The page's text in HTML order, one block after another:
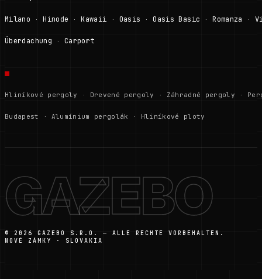
Milano · Hinode · Kawaii · Oasis · Oasis Basic · Romanza ·
Überdachung · Carport
Hliníkové pergoly · Drevené pergoly · Záhradné pergoly ·
Budapest · Alumínium pergolák · Hliníkové ploty
GAZEBO
© 2026 GAZEBO S.R.O. — ALLE RECHTE VORBEHALTEN.
NOVÉ ZÁMKY · SLOVAKIA